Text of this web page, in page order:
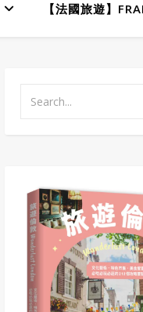
【法國旅遊】